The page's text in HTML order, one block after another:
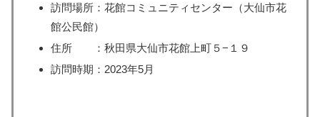
訪問場所：花館コミュニティセンター（大仙市花
館公民館）
住所 ：秋田県大仙市花館上町５−１９
訪問時期：2023年5月